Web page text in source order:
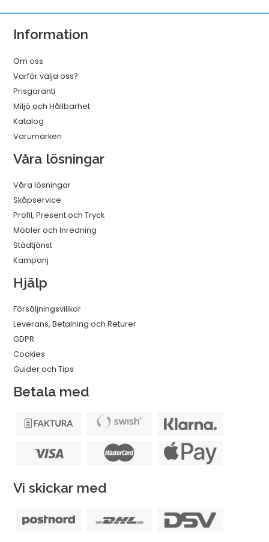
mängd
Information
Om oss
Varför välja oss?
Prisgaranti
Miljö och Hållbarhet
Katalog
Varumärken
Våra lösningar
Våra lösningar
Skåpservice
Profil, Present och Tryck
Möbler och Inredning
Städtjänst
Kampanj
Hjälp
Försäljningsvillkor
Leverans, Betalning och Returer
GDPR
Cookies
Guider och Tips
Betala med
Vi skickar med